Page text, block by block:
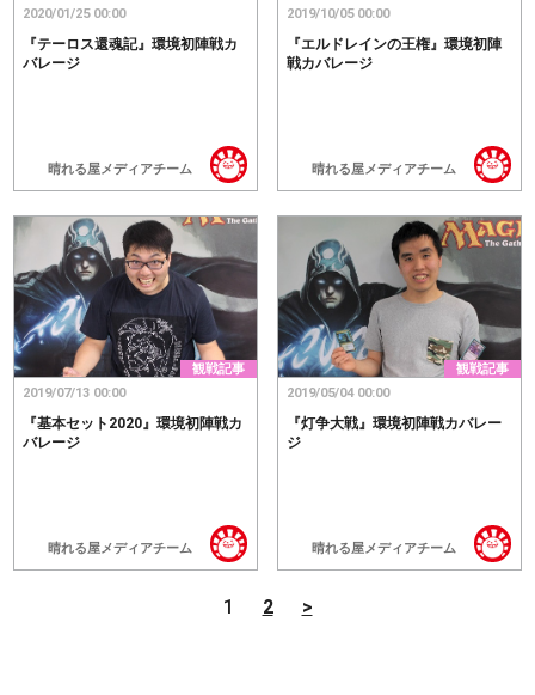
晴れる屋メディアチーム
『テーロス還魂記』環境初陣戦カ
バレージ
2020/01/25 00:00
晴れる屋メディアチーム
『エルドレインの王権』環境初陣
戦カバレージ
2019/10/05 00:00
観戦記事
晴れる屋メディアチーム
『基本セット2020』環境初陣戦カ
バレージ
2019/07/13 00:00
観戦記事
晴れる屋メディアチーム
『灯争大戦』環境初陣戦カバレー
ジ
2019/05/04 00:00
1 2 >